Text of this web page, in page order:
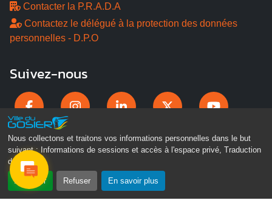
Nous collectons et traitons vos informations personnelles dans le but
suivant :
Informations de sessions et accès à l'espace privé, Traduction
des pages .
Accepter Refuser En savoir plus
Contacter la P.R.A.D.A
Contactez le délégué à la protection des données
personnelles - D.P.O
Suivez-nous